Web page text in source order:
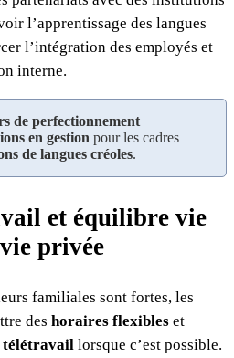
l’apprentissage des langues
l’intégration des employés et
interne.
de perfectionnement
en gestion pour les cadres
de langues créoles.
et équilibre vie
privée
familiales sont fortes, les
des horaires flexibles et
télétravail lorsque c’est possible.